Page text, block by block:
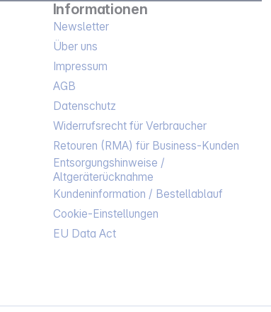
Informationen
Newsletter
Über uns
Impressum
AGB
Datenschutz
Widerrufsrecht für Verbraucher
Retouren (RMA) für Business-Kunden
Entsorgungshinweise /
Altgeräterücknahme
Kundeninformation / Bestellablauf
Cookie-Einstellungen
EU Data Act